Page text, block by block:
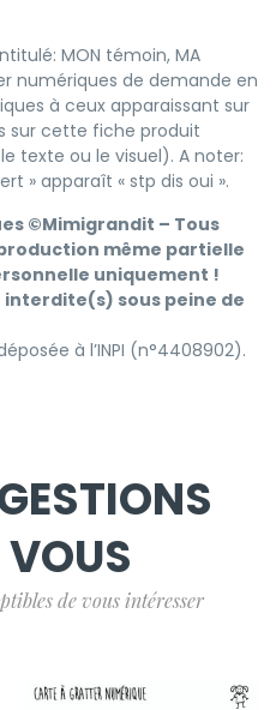
MON témoin, MA
numériques de demande en
à ceux apparaissant sur
sur cette fiche produit
texte ou le visuel). A noter:
» apparaît « stp dis oui ».
©Mimigrandit – Tous
même partielle
uniquement !
sous peine de
à l’INPI (n°4408902).
VOUS
de vous intéresser